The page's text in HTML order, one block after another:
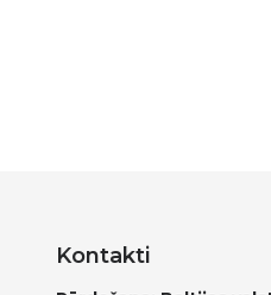
Kontakti